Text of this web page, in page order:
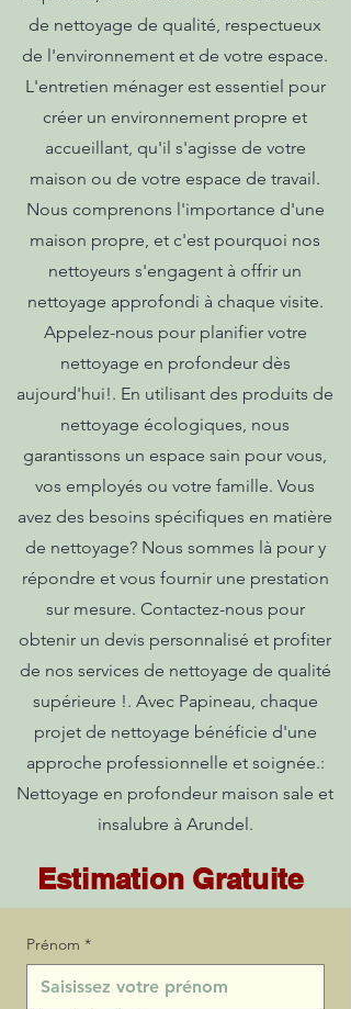
de nettoyage de qualité, respectueux
de l'environnement et de votre espace.
L'entretien ménager est essentiel pour
créer un environnement propre et
accueillant, qu'il s'agisse de votre
maison ou de votre espace de travail.
Nous comprenons l'importance d'une
maison propre, et c'est pourquoi nos
nettoyeurs s'engagent à offrir un
nettoyage approfondi à chaque visite.
Appelez-nous pour planifier votre
nettoyage en profondeur dès
aujourd'hui!. En utilisant des produits de
nettoyage écologiques, nous
garantissons un espace sain pour vous,
vos employés ou votre famille. Vous
avez des besoins spécifiques en matière
de nettoyage? Nous sommes là pour y
répondre et vous fournir une prestation
sur mesure. Contactez-nous pour
obtenir un devis personnalisé et profiter
de nos services de nettoyage de qualité
supérieure !. Avec Papineau, chaque
projet de nettoyage bénéficie d'une
approche professionnelle et soignée.:
Nettoyage en profondeur maison sale et
insalubre à Arundel.
Estimation Gratuite
Prénom *